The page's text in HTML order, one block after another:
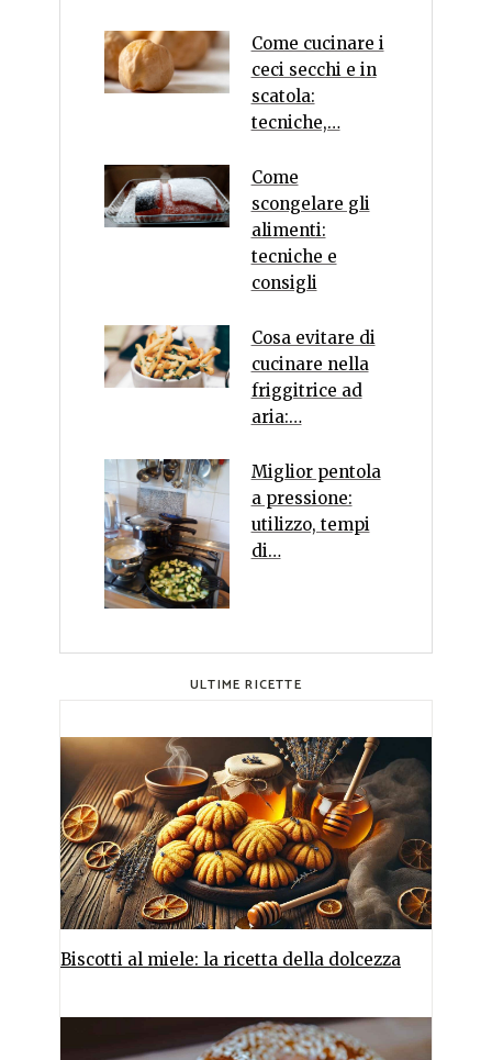
Come cucinare i
ceci secchi e in
scatola:
tecniche,…
Come
scongelare gli
alimenti:
tecniche e
consigli
Cosa evitare di
cucinare nella
friggitrice ad
aria:…
Miglior pentola
a pressione:
utilizzo, tempi
di…
ULTIME RICETTE
Biscotti al miele: la ricetta della dolcezza